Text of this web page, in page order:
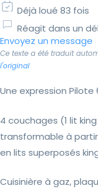
Déjà loué 83 fois
Réagit dans un
Envoyez un message
Ce texte a été traduit
l'original
Une expression Pilote
4 couchages (1 lit
transformable à
en lits superposés
Cuisinière à gaz,